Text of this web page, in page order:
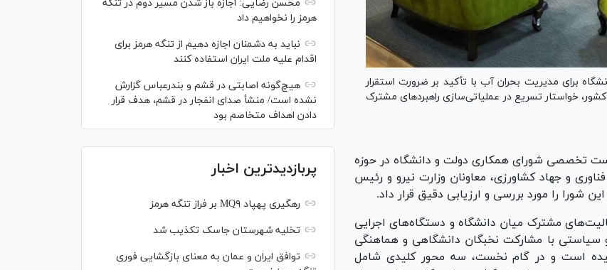
برای مدیریت بحران آب با تأکید بر ضرورت استقرار
خواستار تسریع در عملیاتی‌سازی راهبرد‌های مشترک
تخصصی شورای همکاری دولت و دانشگاه در حوزه
و جهاد کشاورزی، معاونان وزارت نیرو و رئیس
شورا را مورد بررسی و ارزیابی دقیق قرار داد.
مشترک میان دانشگاه و دستگاه‌های اجرایی
تاکنون ۳۲ راهبرد عملیاتی و سیاستی با مشارکت نخبگان دانشگاهی و هماهنگی
است و در گام نخست، سه محور کلیدی شامل
محسن رضایی: اجازه باز شدن مسیر دوم در تنگه
هرمز را نخواهیم داد
نباید به دشمنان اجازه دهیم از تنگه هرمز برای
اقدام علیه ملت ایران استفاده کنند
هیچ‌گونه اصابتی در قشم و بندرعباس گزارش
نشده است/ منشأ صدای انفجار در قشم، هدف قرار
دادن اهداف متخاصم بود
پربازدیدترین اخبار
رهگیری پهپاد MQ۹ بر فراز تنگه هرمز
تخلیه شهرستان جاسک تکذیب شد
توافق ایران و عمان به معنای بازگشایی فوری